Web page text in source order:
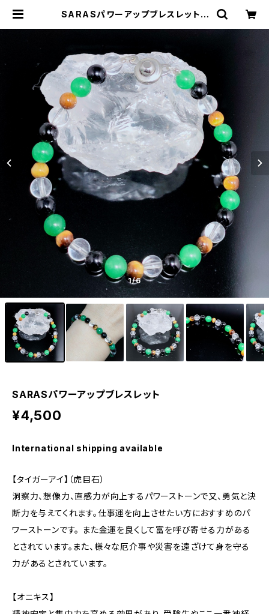
SARASパワーアップブレスレット |
1/6
SARASパワーアップブレスレット
¥4,500
International shipping available
【タイガーアイ】（虎目石）
洞察力、想像力、直感力が向上するパワーストーンで又、勇気と決
断力を与えてくれます。仕事運を向上させたい方におすすめのパ
ワーストーンです。 また金運を良くして富を呼び寄せる力がある
とされています。また、様々な厄介事や災害を遠ざけて身を守る
力があるとされています。
【オニキス】